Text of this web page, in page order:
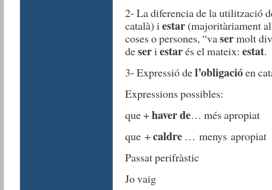
2- La diferencia de la utilització
català) iestar(majoritàriament
coses o persones, “vasermolt
deseriestarés el mateix: estat.
3- Expressió del’obligacióen
Expressions possibles:
que +haver de… més apropiat
que +caldre… menys apropiat
Passat perifràstic
Jo vaig